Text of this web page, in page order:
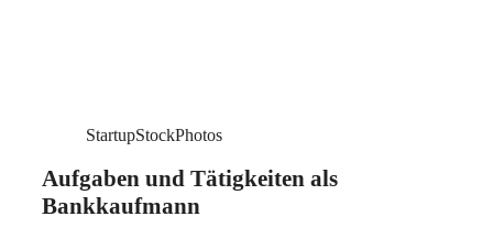
StartupStockPhotos
Aufgaben und Tätigkeiten als
Bankkaufmann